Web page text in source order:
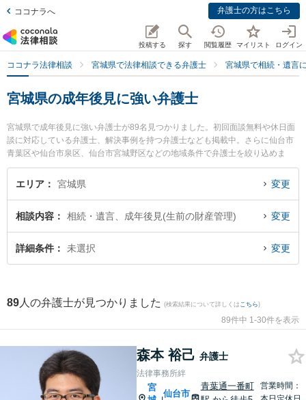
ココナラへ 弁護士の方はこちら
投稿する 探す 閲覧履歴 マイリスト ログイン
ココナラ法律相談 宮城県で法律相談できる弁護士 宮城県で相続・遺言
宮城県の成年後見に強い弁護士
宮城県で成年後見に強い弁護士が89名見つかりました。初回面談無料や休日面
談に対応している弁護士、解決事例を持つ弁護士なども掲載中。さらに仙台市
青葉区や仙台市泉区、仙台市宮城野区などの地域条件で弁護士を絞り込めま
す。相続・遺言に関係する家族間の相続トラブルや認知症の相続、遺産分割等
の細かな分野での絞り込み検索もでき便利です。特に法律事務所絆の森本 裕己
みなどが注目されています。『宮城県で土日や夜間に発生した成年後見のトラ
ブルを今すぐに弁護士に相談したい』『成年後見のトラブル解決の実績豊富な
近くの弁護士を検索したい』『初回相談無料で成年後見を法律相談できる宮城
エリア 宮城県 変更
相談内容 相続・遺言、成年後見(生前の財産管理) 変更
詳細条件 未選択 変更
89 人の弁護士が見つかりました (検索結果について詳しくは こちら)
89件中 1-30件を表示
森本 裕己 弁護士
法律事務所絆
宮
仙台市
青葉通一番町
営業時間：